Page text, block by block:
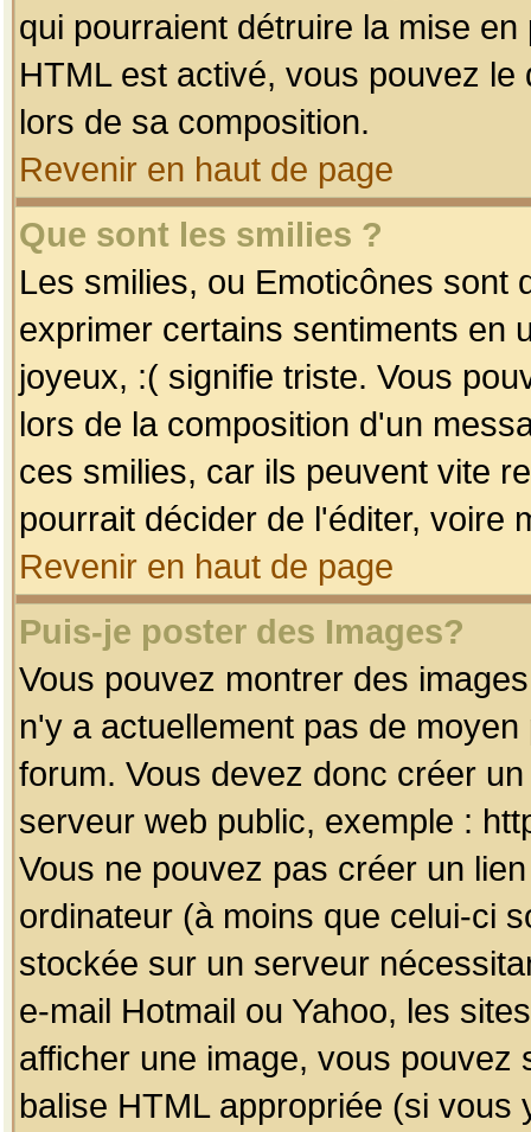
qui pourraient détruire la mise
HTML est activé, vous pouvez
lors de sa composition.
Revenir en haut de page
Que sont les smilies ?
Les smilies, ou Emoticônes sont
exprimer certains sentiments en
joyeux, :( signifie triste. Vous
lors de la composition d'un
ces smilies, car ils peuvent vite
pourrait décider de l'éditer, voire
Revenir en haut de page
Puis-je poster des Images?
Vous pouvez montrer des
n'y a actuellement pas de
forum. Vous devez donc créer
serveur web public, exemple :
Vous ne pouvez pas créer un
ordinateur (à moins que celui-ci
stockée sur un serveur
e-mail Hotmail ou Yahoo, les
afficher une image, vous pouvez
balise HTML appropriée (si vous